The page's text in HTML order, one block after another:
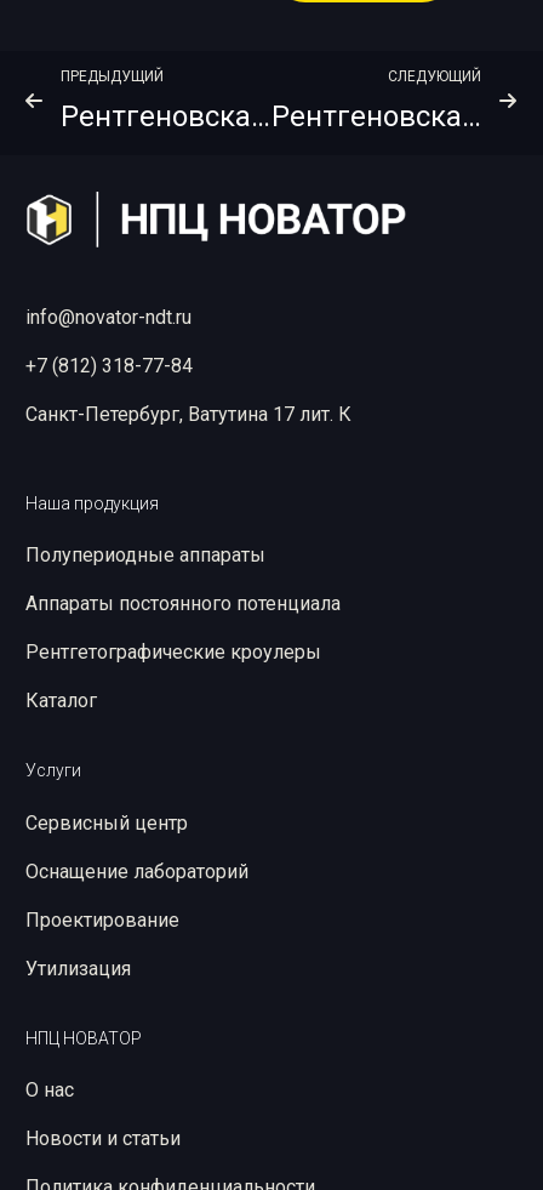
ПРЕДЫДУЩИЙ
Рентгеновская пленка FUJIFILM IX80 NIF 30х40
СЛЕДУЮЩИЙ
Рентгеновская пленка FUJIFILM IX100 Envelopak + PB 10х24
info@novator-ndt.ru
+7 (812) 318-77-84
Санкт-Петербург, Ватутина 17 лит. К
Наша продукция
Полупериодные аппараты
Аппараты постоянного потенциала
Рентгетографические кроулеры
Каталог
Услуги
Сервисный центр
Оснащение лабораторий
Проектирование
Утилизация
НПЦ НОВАТОР
О нас
Новости и статьи